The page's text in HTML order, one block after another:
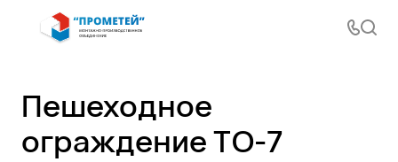
Пешеходное
ограждение ТО-7